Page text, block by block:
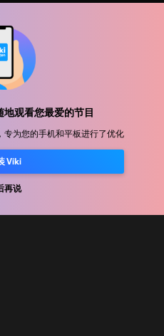
观看您最爱的节目
为您的手机和平板进行了优化
Viki
再说